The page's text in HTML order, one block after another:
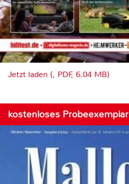
Jetzt laden (, PDF, 6.04 MB)
kostenloses Probeexemplar